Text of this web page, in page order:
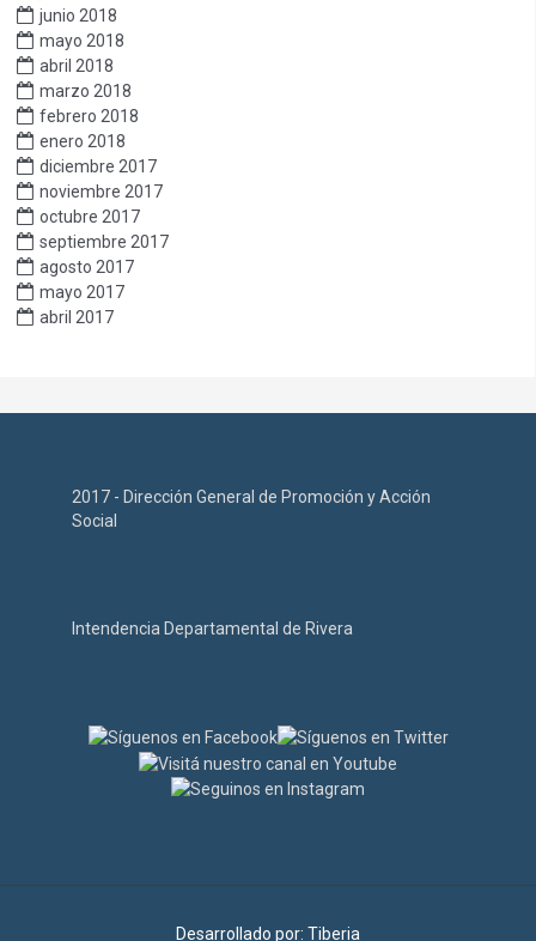
junio 2018
mayo 2018
abril 2018
marzo 2018
febrero 2018
enero 2018
diciembre 2017
noviembre 2017
octubre 2017
septiembre 2017
agosto 2017
mayo 2017
abril 2017
2017 - Dirección General de Promoción y Acción
Social
Intendencia Departamental de Rivera
Desarrollado por: Tiberia